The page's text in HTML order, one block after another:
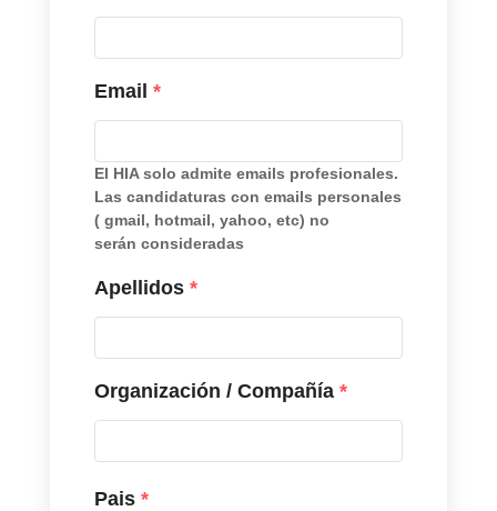
Email *
El HIA solo admite emails profesionales.
Las candidaturas con emails personales
( gmail, hotmail, yahoo, etc) no
serán consideradas
Apellidos *
Organización / Compañía *
Pais *